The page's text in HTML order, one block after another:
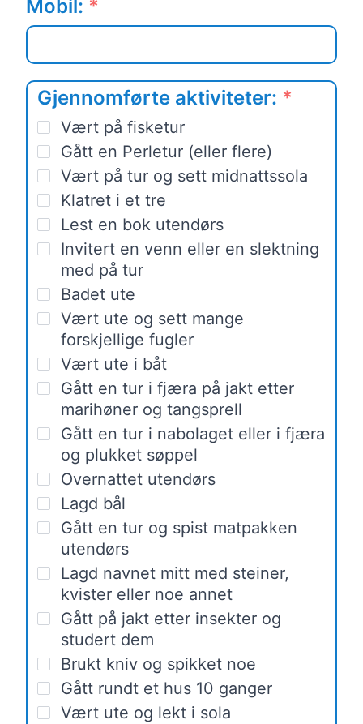
Mobil: *
Gjennomførte aktiviteter: *
Vært på fisketur
Gått en Perletur (eller flere)
Vært på tur og sett midnattssola
Klatret i et tre
Lest en bok utendørs
Invitert en venn eller en slektning
med på tur
Badet ute
Vært ute og sett mange
forskjellige fugler
Vært ute i båt
Gått en tur i fjæra på jakt etter
marihøner og tangsprell
Gått en tur i nabolaget eller i fjæra
og plukket søppel
Overnattet utendørs
Lagd bål
Gått en tur og spist matpakken
utendørs
Lagd navnet mitt med steiner,
kvister eller noe annet
Gått på jakt etter insekter og
studert dem
Brukt kniv og spikket noe
Gått rundt et hus 10 ganger
Vært ute og lekt i sola